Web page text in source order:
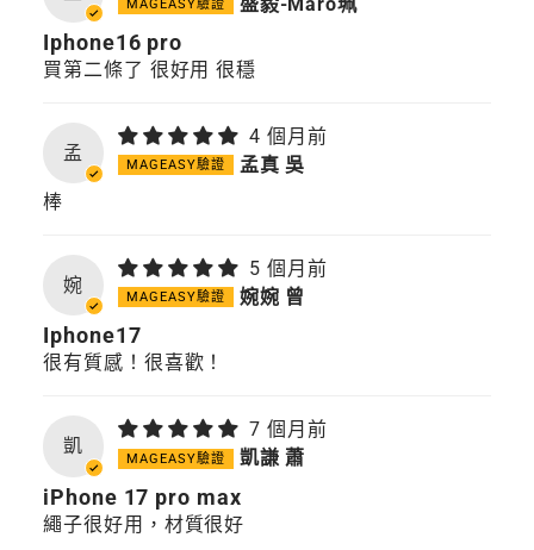
Iphone16 pro
買第二條了 很好用 很穩
孟
4 個月前
孟真 吳
棒
婉
5 個月前
婉婉 曾
Iphone17
很有質感！很喜歡！
凱
7 個月前
凱謙 蕭
iPhone 17 pro max
繩子很好用，材質很好